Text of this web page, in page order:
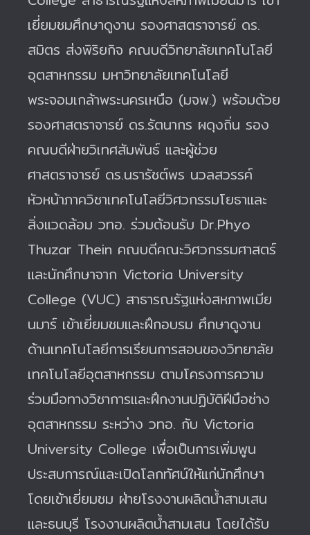
เยี่ยมชมศึกษาดูงาน รองศาสตราจารย์ ดร.
สมิตร ส่งพิริยกิจ คณบดีวิทยาลัยเทคโนโลยี
อุตสาหกรรม มหาวิทยาลัยเทคโนโลยี
พระจอมเกล้าพระนครเหนือ (มจพ.) พร้อมด้วย
รองศาสตราจารย์ ดร.รัตนากร ผดุงถิ่น รอง
คณบดีฝ่ายวิเทศสัมพันธ์ และผู้ช่วย
ศาสตราจารย์ ดร.นรารัชต์พร นวลสวรรค์
หัวหน้าภาควิชาเทคโนโลยีวิศวกรรมโยธาและ
สิ่งแวดล้อม วทอ. ร่วมต้อนรับ Dr.Phyo
Thuzar Thein คณบดีคณะวิศวกรรมศาสตร์
และนักศึกษาจาก Victoria University
College (VUC) สาธารณรัฐแห่งสหภาพเมีย
นมาร์ เข้าเยี่ยมชมและฝึกอบรม ศึกษาดูงาน
ด้านเทคโนโลยีการเรียนการสอนของวิทยาลัย
เทคโนโลยีอุตสาหกรรม ตามโครงการความ
ร่วมมือทางวิชาการและฝึกงานปฏิบัติฝีมือช่าง
อุตสาหกรรม ระหว่าง วทอ. กับ Victoria
University College เพื่อเป็นการเพิ่มพูน
ประสบการณ์และเปิดโลกทัศน์ให้แก่นักศึกษา
โดยเข้าเยี่ยมชม ฝ่ายโรงงานผลิตน้ำสามเสน
และธนบุรี โรงงานผลิตน้ำสามเสน โดยได้รับ